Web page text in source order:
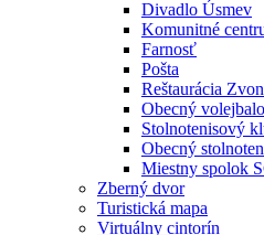
Divadlo Úsmev
Komunitné
Farnosť
Pošta
Reštaurácia
Obecný
Stolnotenisový
Obecný
Miestny spolok
Zberný dvor
Turistická mapa
Virtuálny cintorín